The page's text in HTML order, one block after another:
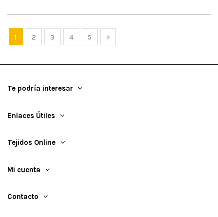
1 2 3 4 5 >
Te podría interesar
Enlaces Útiles
Tejidos Online
Mi cuenta
Contacto